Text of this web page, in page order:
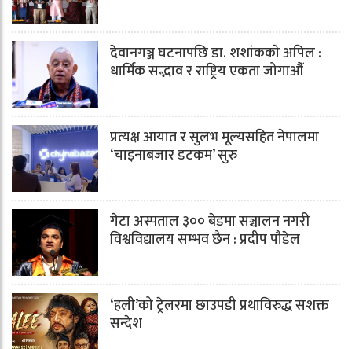
देवानगञ्ज घटनापछि डा. शशांककाे अपिल :
धार्मिक सद्भाव र राष्ट्रिय एकता जोगाऔँ
प्रत्यक्ष आयात र सुलभ मूल्यसहित नेपालमा
‘चाइनाबजार डटकम’ सुरु
गेटा अस्पताल ३०० बेडमा सञ्चालन नगरी
विश्वविद्यालय सम्भव छैन : प्रदीप पौडेल
‘हली’को ट्रेलरमा छाउपडी प्रथाविरुद्ध सशक्त
सन्देश